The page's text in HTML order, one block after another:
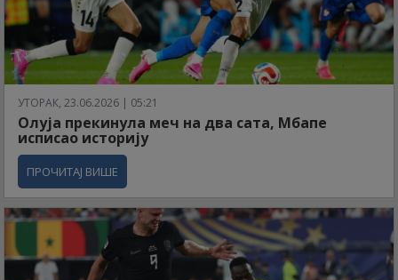
УТОРАК, 23.06.2026 | 05:21
Олуја прекинула меч на два сата, Мбапе
исписао историју
ПРОЧИТАЈ ВИШЕ